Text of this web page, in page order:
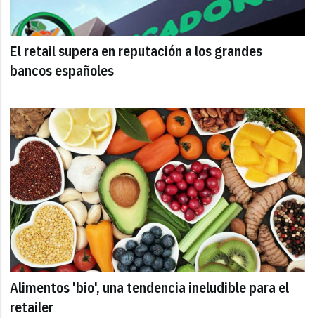
El retail supera en reputación a los grandes
bancos españoles
Alimentos 'bio', una tendencia ineludible para el
retailer